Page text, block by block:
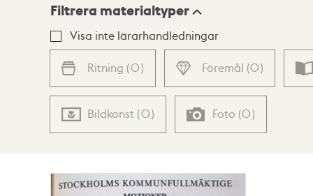
Lista Karta
Filtrera materialtyper
Visa inte lärarhandledningar
Ritning (0) Föremål (0)
Bildkonst (0) Foto (0)